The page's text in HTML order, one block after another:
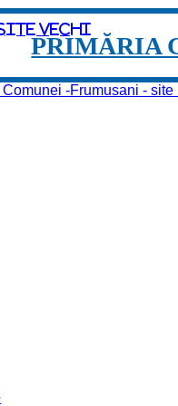
vechi
PRIMĂRIA